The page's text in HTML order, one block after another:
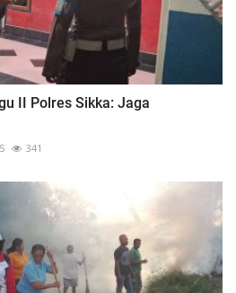
II Polres Sikka: Jaga
341